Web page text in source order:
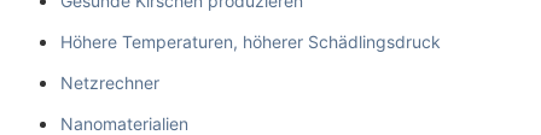
Höhere Temperaturen, höherer Schädlingsdruck
Netzrechner
Nanomaterialien